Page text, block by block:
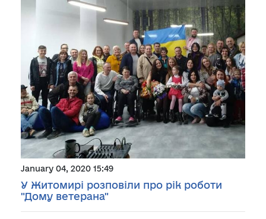
January 04, 2020 15:49
У Житомирі розповіли про рік роботи
"Дому ветерана"